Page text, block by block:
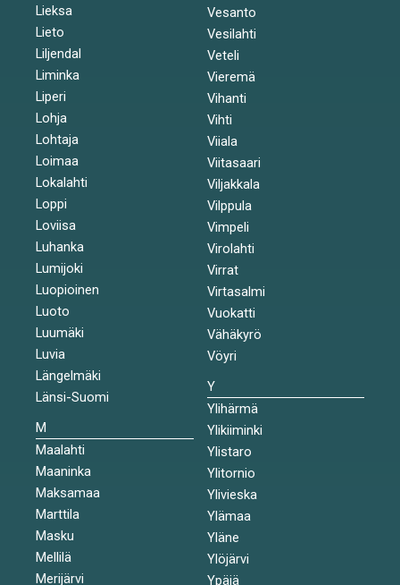
Lieksa
Lieto
Liljendal
Liminka
Liperi
Lohja
Lohtaja
Loimaa
Lokalahti
Loppi
Loviisa
Luhanka
Lumijoki
Luopioinen
Luoto
Luumäki
Luvia
Längelmäki
Länsi-Suomi
M
Maalahti
Maaninka
Maksamaa
Marttila
Masku
Mellilä
Merijärvi
Vesanto
Vesilahti
Veteli
Vieremä
Vihanti
Vihti
Viiala
Viitasaari
Viljakkala
Vilppula
Vimpeli
Virolahti
Virrat
Virtasalmi
Vuokatti
Vähäkyrö
Vöyri
Y
Ylihärmä
Ylikiiminki
Ylistaro
Ylitornio
Ylivieska
Ylämaa
Yläne
Ylöjärvi
Ypäjä